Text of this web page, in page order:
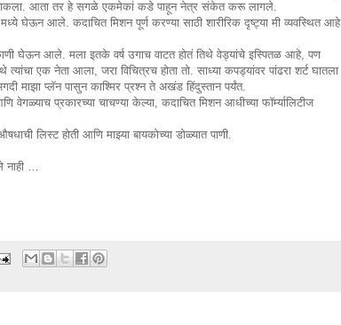
आता तर हे सगळे एकमेकां कडे पाहून नेत्र संकेत करू लागले.
घेऊन आले. कदाचित मिशन पूर्ण करण्या साठी शारीरिक दृष्ट्या मी व्यवस्थित आहे
घेऊन आले. मला इतके वर्ष उगाच वाटत होतं तिथे वेड्यांचे इस्पितळ आहे, पण
त्यांचा एक नेता आला, जरा विचित्रच होता तो. साध्या कपड्यांवर पांढरा शर्ट घातला
माझा प्लॅन पासुन काश्मिर प्रश्न ते अखंड हिंदुस्तान पर्यंत.
वेगळ्याच प्रकारच्या चाचण्या केल्या, कदाचित मिशन आधीच्या फॉर्म्यालिटीज
लिस्ट होती आणि माझ्या बायकोच्या डोळ्यात पाणी.
नाही …